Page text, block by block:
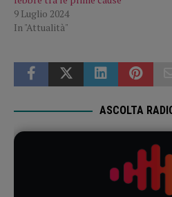
9 Luglio 2024
In "Attualità"
ASCOLTA